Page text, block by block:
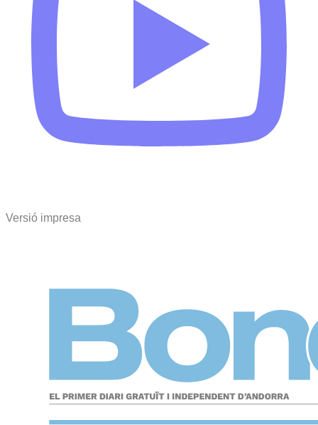
Versió impresa